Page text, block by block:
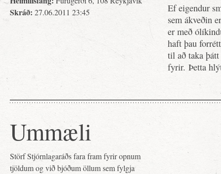
Skráð: 27.06.2011 23:45
Ef eigendur
sem ákveðin
er með
haft þau
til að taka
fyrir. Þetta
Ummæli
Störf Stjórnlagaráðs fara fram fyrir opnum
tjöldum og við bjóðum öllum sem fylgja